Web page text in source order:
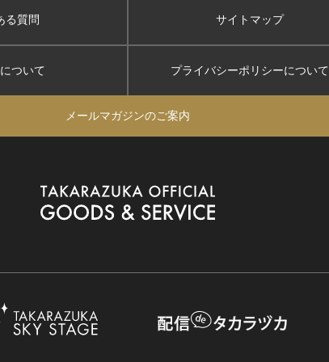
る質問 サイトマップ
ついて プライバシーポリシーについて
メールマガジンのご案内